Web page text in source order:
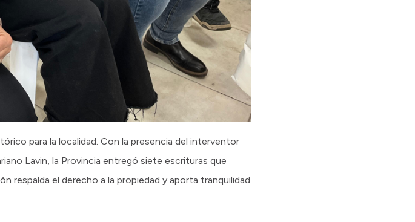
para la localidad. Con la presencia del interventor
Lavin, la Provincia entregó siete escrituras que
respalda el derecho a la propiedad y aporta tranquilidad